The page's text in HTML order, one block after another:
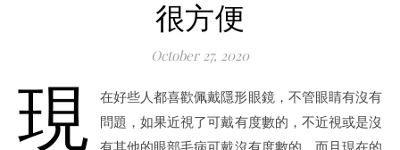
很方便
October 27, 2020
現
在好些人都喜歡佩戴隱形眼鏡，不管眼睛有沒有
問題，如果近視了可戴有度數的，不近視或是沒
有其他的眼部毛病可戴沒有度數的，而且現在的